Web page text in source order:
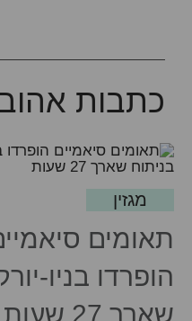
כתבות
מגזין
תאומים
הופרדו בניו-
שארך 27 שעות